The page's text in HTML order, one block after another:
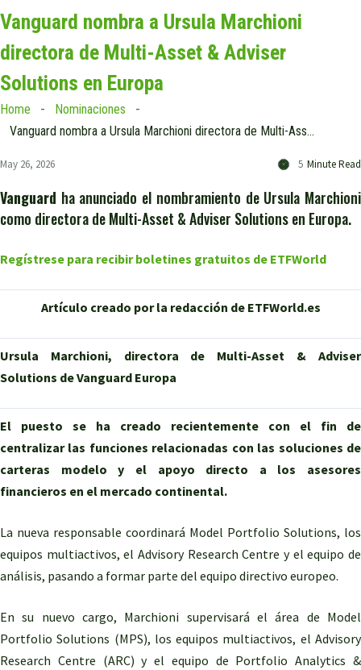
Vanguard nombra a Ursula Marchioni
directora de Multi-Asset & Adviser
Solutions en Europa
Home
Nominaciones
Vanguard nombra a Ursula Marchioni directora de Multi-Asset & Adviser Solutions en Europa
May 26, 2026 5 Minute Read
Vanguard ha anunciado el nombramiento de Ursula Marchioni
como directora de Multi-Asset & Adviser Solutions en Europa.
Regístrese para recibir boletines gratuitos de ETFWorld
Artículo creado por la redacción de ETFWorld.es
Ursula Marchioni, directora de Multi-Asset & Adviser
Solutions de Vanguard Europa
El puesto se ha creado recientemente con el fin de
centralizar las funciones relacionadas con las soluciones de
carteras modelo y el apoyo directo a los asesores
financieros en el mercado continental.
La nueva responsable coordinará Model Portfolio Solutions, los
equipos multiactivos, el Advisory Research Centre y el equipo de
análisis, pasando a formar parte del equipo directivo europeo.
En su nuevo cargo, Marchioni supervisará el área de Model
Portfolio Solutions (MPS), los equipos multiactivos, el Advisory
Research Centre (ARC) y el equipo de Portfolio Analytics &